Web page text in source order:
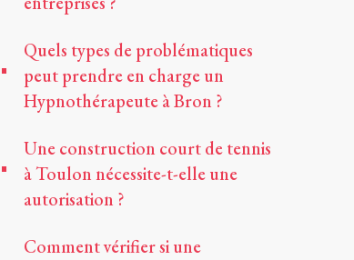
Quels types de problématiques
peut prendre en charge un
Hypnothérapeute à Bron ?
Une construction court de tennis
à Toulon nécessite-t-elle une
autorisation ?
Comment vérifier si une